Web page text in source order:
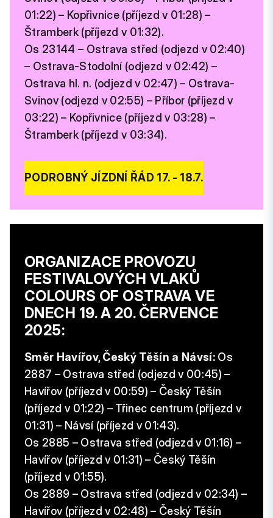
01:22) – Kopřivnice (příjezd v 01:28) –
Štramberk (příjezd v 01:32).
Os 23144 – Ostrava střed (odjezd v 02:40)
– Ostrava-Stodolní (odjezd v 02:42) –
Ostrava hl. n. (odjezd v 02:47) – Ostrava-
Svinov (odjezd v 02:55) – Příbor (příjezd v
03:22) – Kopřivnice (příjezd v 03:28) –
Štramberk (příjezd v 03:34).
PODROBNÝ JÍZDNÍ ŘÁD 17. - 18.7.
ORGANIZACE PROVOZU
FESTIVALOVÝCH VLAKŮ
COLOURS OF OSTRAVA VE
DNECH 19. A 20. ČERVENCE
2025:
Směr Havířov, Český Těšín a Návsí:Os
2887 – Ostrava střed (odjezd v 00:45) –
Havířov (příjezd v 00:59) – Český Těšín
(příjezd v 01:22) – Třinec centrum (příjezd v
01:31) – Návsí (příjezd v 01:43).
Os 2885 – Ostrava střed (odjezd v 01:16) –
Havířov (příjezd v 01:31) – Český Těšín
(příjezd v 01:55).
Os 2889 – Ostrava střed (odjezd v 02:34) –
Havířov (příjezd v 02:48) – Český Těšín